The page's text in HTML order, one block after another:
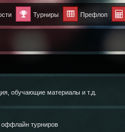
Турниры Префлоп
обучающие материалы и т.д.
оффлайн турниров